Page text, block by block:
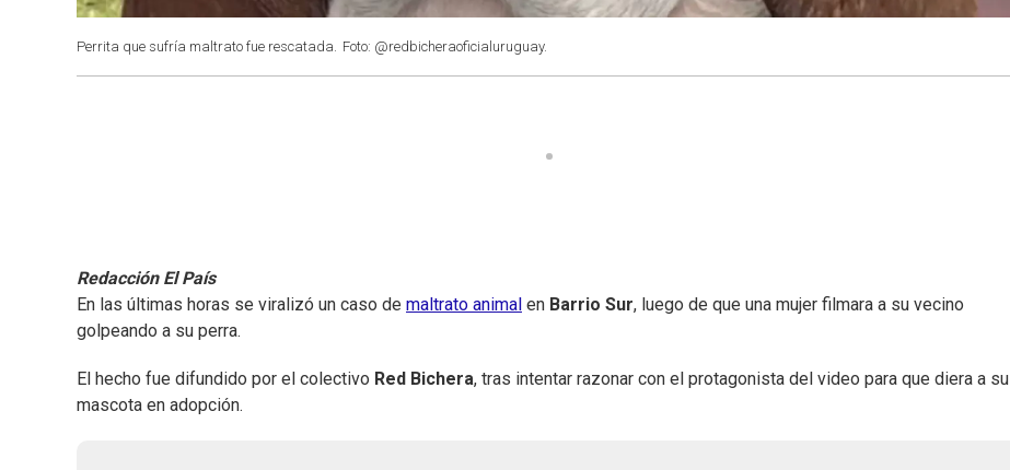
Perrita que sufría maltrato fue rescatada. Foto: @redbicheraoficialuruguay.
Redacción El País
En las últimas horas se viralizó un caso de maltrato animal en Barrio Sur, luego de que una mujer filmara a su vecino
golpeando a su perra.
El hecho fue difundido por el colectivo Red Bichera, tras intentar razonar con el protagonista del video para que diera a su
mascota en adopción.